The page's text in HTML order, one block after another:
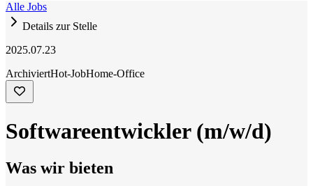
Alle Jobs
Details zur Stelle
2025.07.23
ArchiviertHot-JobHome-Office
Softwareentwickler (m/w/d)
Was wir bieten